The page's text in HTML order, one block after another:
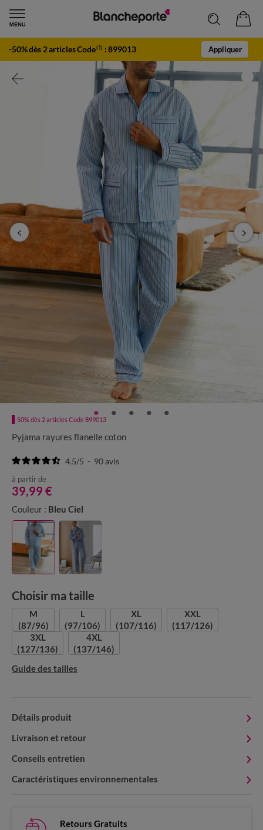
-50% dès 2 articles Code(1) :899013 Appliquer
-50% dès 2 articles Code 899013
Pyjama rayures flanelle coton
4.5/5 - 90avis
à partir de
39,99 €
Couleur : Bleu Ciel
Choisir ma taille
M
(87/96)
L
(97/106)
XL
(107/116)
XXL
(117/126)
3XL
(127/136)
4XL
(137/146)
Guide des tailles
Détails produit
Livraison et retour
Conseils entretien
Caractéristiques environnementales
Retours Gratuits